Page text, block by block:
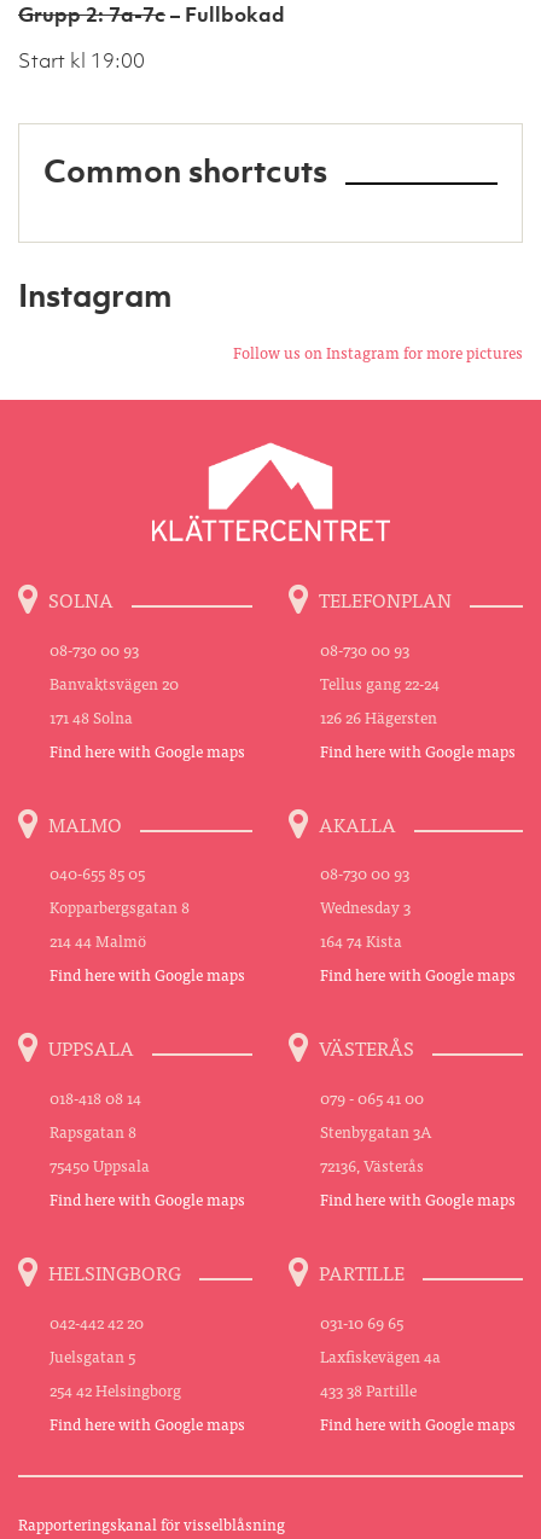
Grupp 2: 7a-7c– Fullbokad
Start kl 19:00
Common shortcuts
Instagram
Follow us on Instagram for more pictures
SOLNA
08-730 00 93
Banvaktsvägen 20
171 48 Solna
Find here with Google maps
TELEFONPLAN
08-730 00 93
Tellus gang 22-24
126 26 Hägersten
Find here with Google maps
MALMO
040-655 85 05
Kopparbergsgatan 8
214 44 Malmö
Find here with Google maps
AKALLA
08-730 00 93
Wednesday 3
164 74 Kista
Find here with Google maps
UPPSALA
018-418 08 14
Rapsgatan 8
75450 Uppsala
Find here with Google maps
VÄSTERÅS
079 - 065 41 00
Stenbygatan 3A
72136, Västerås
Find here with Google maps
HELSINGBORG
042-442 42 20
Juelsgatan 5
254 42 Helsingborg
Find here with Google maps
PARTILLE
031-10 69 65
Laxfiskevägen 4a
433 38 Partille
Find here with Google maps
Rapporteringskanal för visselblåsning